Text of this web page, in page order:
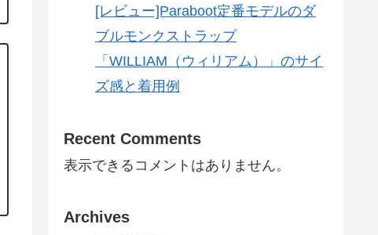
[レビュー]Paraboot定番モデルのダ
ブルモンクストラップ
「WILLIAM（ウィリアム）」のサイ
ズ感と着用例
Recent Comments
表示できるコメントはありません。
Archives